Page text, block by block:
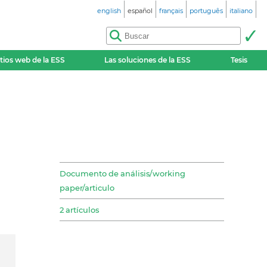
english español français português italiano
web de la ESS Las soluciones de la ESS Tesis
Documento de análisis/working
paper/articulo
2 artículos